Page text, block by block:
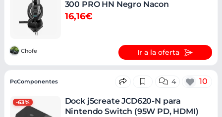
300 PRO HN Negro Nacon
16,16€
Chofe Ir a la oferta
-63%
PcComponentes 4 10
Dock j5create JCD620-N para
Nintendo Switch (95W PD, HDMI)